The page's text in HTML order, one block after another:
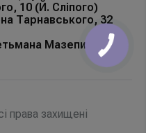
10 (Й. Сліпого)
Тарнавського, 32
Мазепи, 168Б
права захищені
КНОПКА
ЗВ'ЯЗКУ